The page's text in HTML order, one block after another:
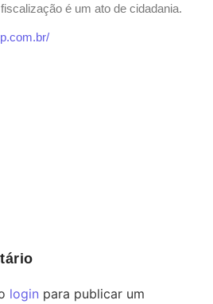
é um ato de cidadania.
login para publicar um